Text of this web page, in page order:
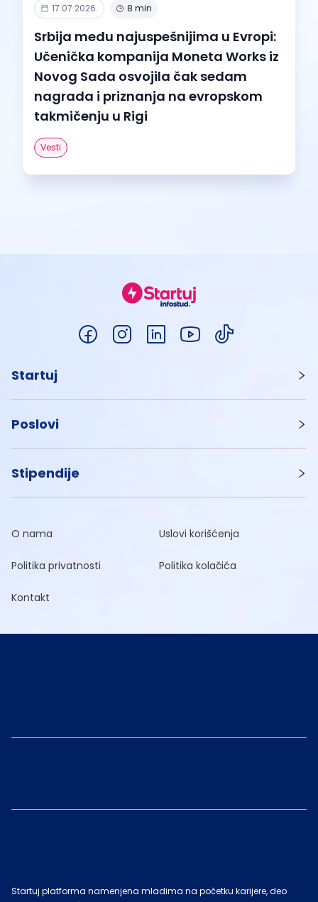
17.07.2026. 8 min
Srbija među najuspešnijima u Evropi:
Učenička kompanija Moneta Works iz
Novog Sada osvojila čak sedam
nagrada i priznanja na evropskom
takmičenju u Rigi
Vesti
Startuj
Poslovi
Stipendije
O nama Uslovi korišćenja
Politika privatnosti Politika kolačića
Kontakt
Startuj platforma namenjena mladima na početku karijere, deo